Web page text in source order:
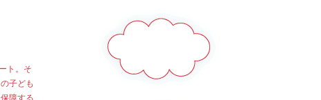
ト。そ
子ども
障する